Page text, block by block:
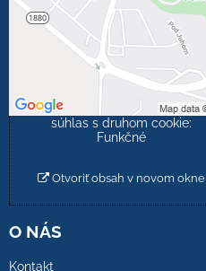
Prajete si načítať externý
obsah?
Povoliť tentokrát
Povoliť a zapamätať -
súhlas s druhom cookie:
Funkčné
Otvoriť obsah v novom okne
O NÁS
Kontakt